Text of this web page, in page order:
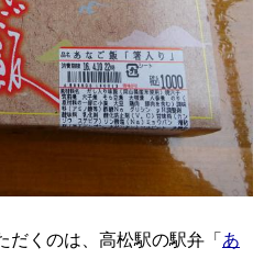
だくのは、高松駅の駅弁「あ